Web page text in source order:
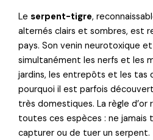
Leserpent-tigre,
alternés clairs et sombres, est
pays. Son venin neurotoxique
simultanément les nerfs et les
jardins, les entrepôts et les tas
pourquoi il est parfois
très domestiques. La règle
toutes ces espèces : ne jamais
capturer ou de tuer un serpent.